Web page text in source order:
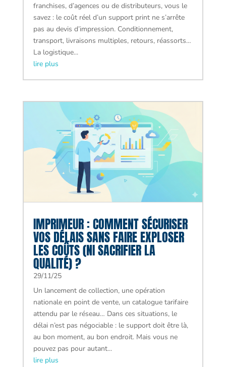
franchises, d’agences ou de distributeurs, vous le
savez : le coût réel d’un support print ne s’arrête
pas au devis d’impression. Conditionnement,
transport, livraisons multiples, retours, réassorts…
La logistique...
lire plus
IMPRIMEUR : COMMENT SÉCURISER
VOS DÉLAIS SANS FAIRE EXPLOSER
LES COÛTS (NI SACRIFIER LA
QUALITÉ) ?
29/11/25
Un lancement de collection, une opération
nationale en point de vente, un catalogue tarifaire
attendu par le réseau… Dans ces situations, le
délai n’est pas négociable : le support doit être là,
au bon moment, au bon endroit. Mais vous ne
pouvez pas pour autant...
lire plus